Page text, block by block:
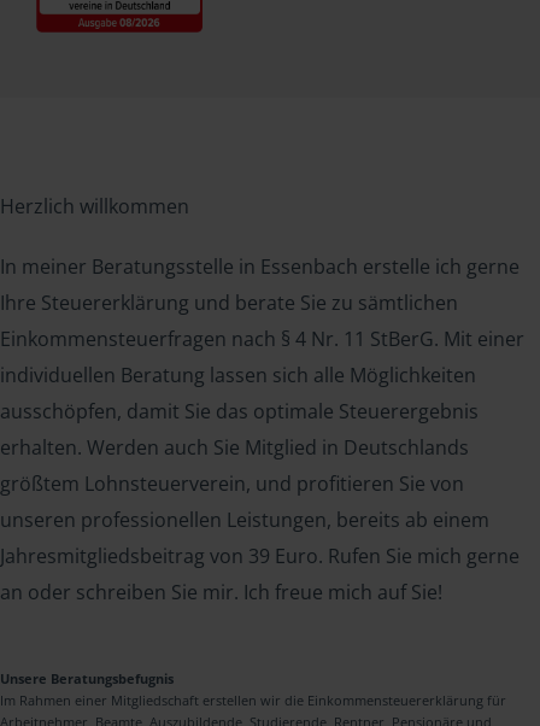
Herzlich willkommen
In meiner Beratungsstelle in Essenbach erstelle ich gerne
Ihre Steuererklärung und berate Sie zu sämtlichen
Einkommensteuerfragen nach § 4 Nr. 11 StBerG. Mit einer
individuellen Beratung lassen sich alle Möglichkeiten
ausschöpfen, damit Sie das optimale Steuerergebnis
erhalten. Werden auch Sie Mitglied in Deutschlands
größtem Lohnsteuerverein, und profitieren Sie von
unseren professionellen Leistungen, bereits ab einem
Jahresmitgliedsbeitrag von 39 Euro. Rufen Sie mich gerne
an oder schreiben Sie mir. Ich freue mich auf Sie!
Unsere Beratungsbefugnis
Im Rahmen einer Mitgliedschaft erstellen wir die Einkommensteuererklärung für
Arbeitnehmer, Beamte, Auszubildende, Studierende, Rentner, Pensionäre und